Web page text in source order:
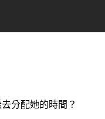
分配她的時間？